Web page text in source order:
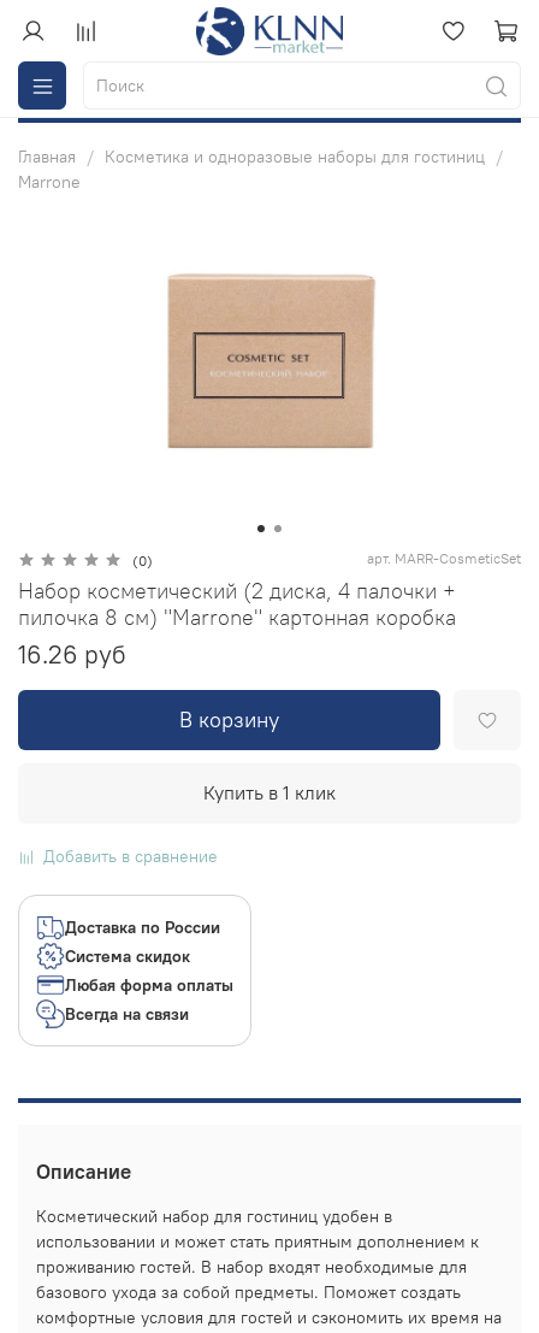
Главная
Косметика и одноразовые наборы для гостиниц
Marrone
(0) арт. MARR-CosmeticSet
Набор косметический (2 диска, 4 палочки +
пилочка 8 см) "Marrone" картонная коробка
16.26 руб
В корзину
Купить в 1 клик
Добавить в сравнение
Доставка по России
Система скидок
Любая форма оплаты
Всегда на связи
Описание
Косметический набор для гостиниц удобен в
использовании и может стать приятным дополнением к
проживанию гостей. В набор входят необходимые для
базового ухода за собой предметы. Поможет создать
комфортные условия для гостей и сэкономить их время на